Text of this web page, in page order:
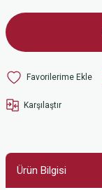
Karşılaştır
Ürün Bilgisi